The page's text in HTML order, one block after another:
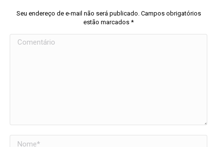
Seu endereço de e-mail não será publicado. Campos obrigatórios
estão marcados *
Comentário
Nome *